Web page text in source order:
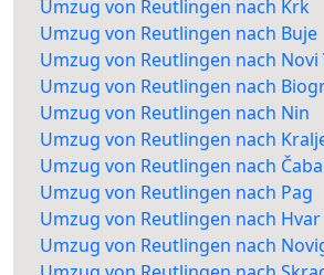
Umzug von Reutlingen nach Krk
Umzug von Reutlingen nach Buje
Umzug von Reutlingen nach
Umzug von Reutlingen nach
Umzug von Reutlingen nach Nin
Umzug von Reutlingen nach
Umzug von Reutlingen nach
Umzug von Reutlingen nach Pag
Umzug von Reutlingen nach Hvar
Umzug von Reutlingen nach